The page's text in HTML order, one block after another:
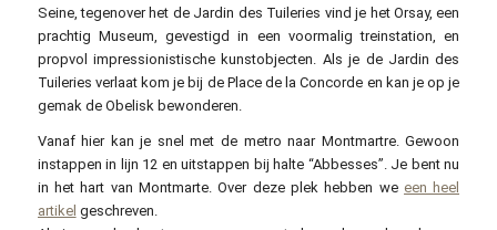
Seine, tegenover het de Jardin des Tuileries vind je het Orsay, een
prachtig Museum, gevestigd in een voormalig treinstation, en
propvol impressionistische kunstobjecten. Als je de Jardin des
Tuileries verlaat kom je bij de Place de la Concorde en kan je op je
gemak de Obelisk bewonderen.
Vanaf hier kan je snel met de metro naar Montmartre. Gewoon
instappen in lijn 12 en uitstappen bij halte “Abbesses”. Je bent nu
in het hart van Montmarte. Over deze plek hebben weeen heel
artikel geschreven.